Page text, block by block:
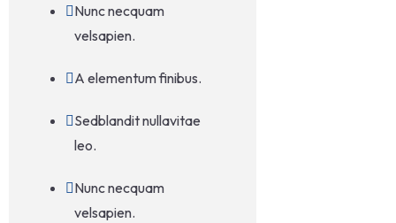
Nunc necquam
velsapien.
A elementum finibus.
Sedblandit nullavitae
leo.
Nunc necquam
velsapien.